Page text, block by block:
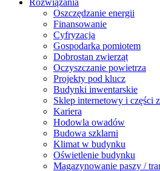
Rozwiązania
​Oszczędzanie energii
Finansowanie
Cyfryzacja
Gospodarka pomiotem
Dobrostan zwierząt
Oczyszczanie powietrza
Projekty pod klucz
Budynki inwentarskie
Sklep internetowy i części
Kariera
Hodowla owadów
Budowa szklarni
Klimat w budynku
Oświetlenie budynku
Magazynowanie paszy /